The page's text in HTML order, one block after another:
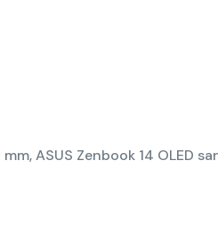
ASUS Zenbook 14 OLED